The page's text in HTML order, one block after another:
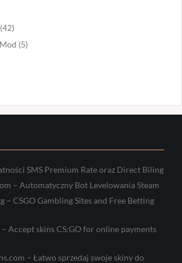
(42)
(5)
SMS Premium Rate oraz Direct Biling
– Automatyczny Bot Levelowania Steam
– CSGO Gambling Sites and Free Betting
– Accept skins CS:GO for online payments
– Łatwo sprzedaj swoje skiny do